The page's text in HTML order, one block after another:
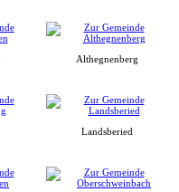
Althegnenberg
Landsberied